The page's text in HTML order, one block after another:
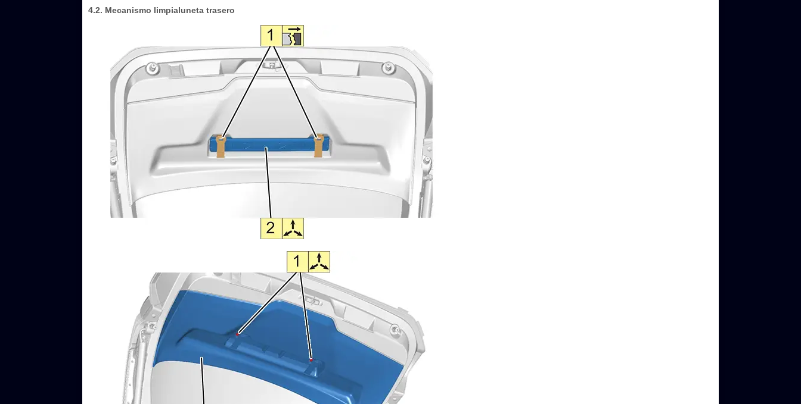
4.2. Mecanismo limpialuneta trasero